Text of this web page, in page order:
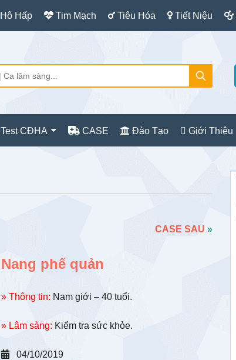
Hô Hấp Tim Mạch Tiêu Hóa Tiết Niệu
Test CĐHA CASE Đào Tạo Giới Thiệu
CASE SAU »
Nang phế quản
» Thông tin: Nam giới – 40 tuổi.
» Lâm sàng: Kiểm tra sức khỏe.
04/10/2019